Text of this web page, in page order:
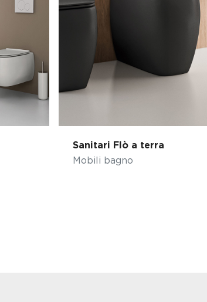
Sanitari Flò a terra
Mobili bagno